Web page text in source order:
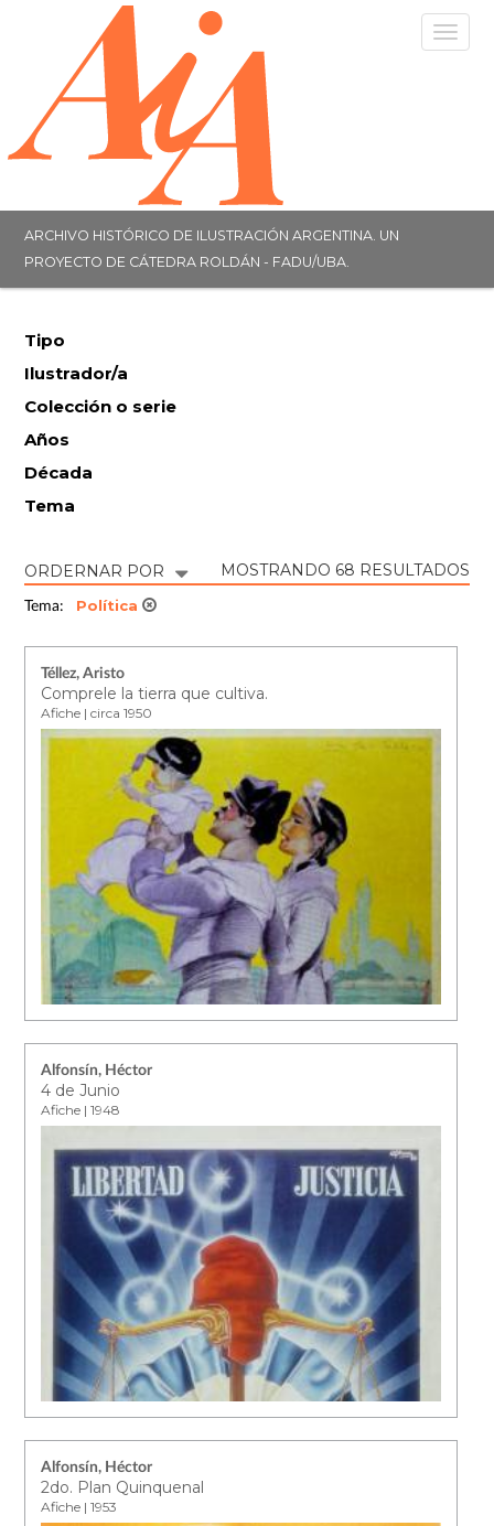
ARCHIVO HISTÓRICO DE ILUSTRACIÓN ARGENTINA. UN
PROYECTO DE CÁTEDRA ROLDÁN - FADU/UBA.
Tipo
Ilustrador/a
Colección o serie
Años
Década
Tema
ORDERNAR POR MOSTRANDO 68 RESULTADOS
Tema: Política
Téllez, Aristo
Comprele la tierra que cultiva.
Afiche | circa 1950
Alfonsín, Héctor
4 de Junio
Afiche | 1948
Alfonsín, Héctor
2do. Plan Quinquenal
Afiche | 1953